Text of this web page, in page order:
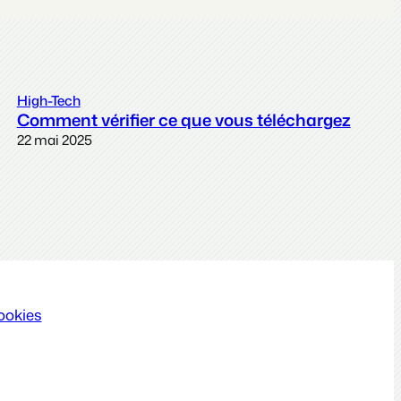
High-Tech
Comment vérifier ce que vous téléchargez
22 mai 2025